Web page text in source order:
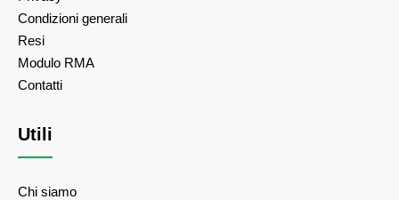
Condizioni generali
Resi
Modulo RMA
Contatti
Utili
Chi siamo